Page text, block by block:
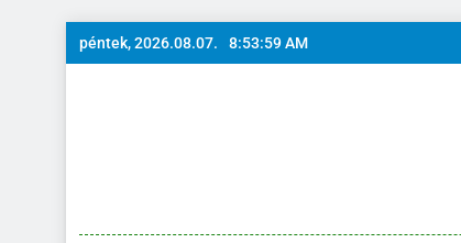
Ugrás
a
péntek, 2026.08.07. 8:54:00 AM